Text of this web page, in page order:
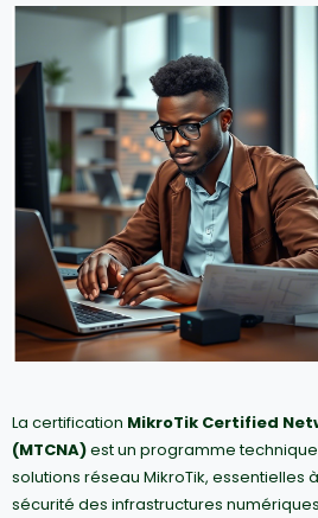
La certification MikroTik Certified
(MTCNA)est un programme
solutions réseau MikroTik, essentielles
sécurité des infrastructures